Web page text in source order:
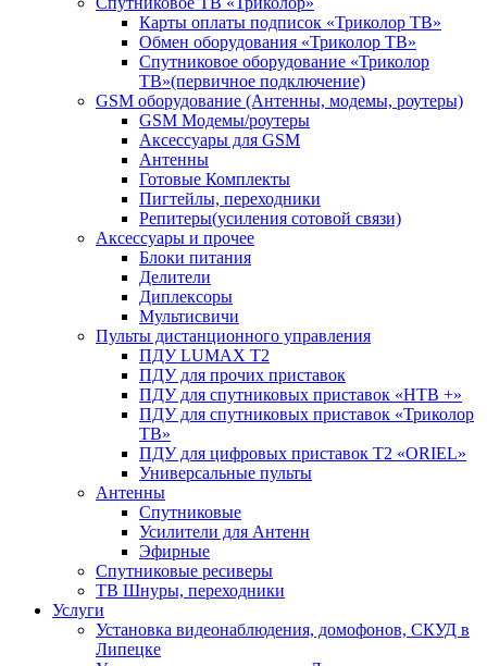
Карты оплаты подписок «Триколор ТВ»
Обмен оборудования «Триколор ТВ»
Спутниковое оборудование «Триколор
ТВ»(первичное подключение)
GSM оборудование (Антенны, модемы, роутеры)
GSM Модемы/роутеры
Аксессуары для GSM
Антенны
Готовые Комплекты
Пигтейлы, переходники
Репитеры(усиления сотовой связи)
Аксессуары и прочее
Блоки питания
Делители
Диплексоры
Мультисвичи
Пульты дистанционного управления
ПДУ LUMAX Т2
ПДУ для прочих приставок
ПДУ для спутниковых приставок «НТВ +»
ПДУ для спутниковых приставок «Триколор
ТВ»
ПДУ для цифровых приставок Т2 «ORIEL»
Универсальные пульты
Антенны
Спутниковые
Усилители для Антенн
Эфирные
Спутниковые ресиверы
ТВ Шнуры, переходники
Услуги
Установка видеонаблюдения, домофонов, СКУД в
Липецке